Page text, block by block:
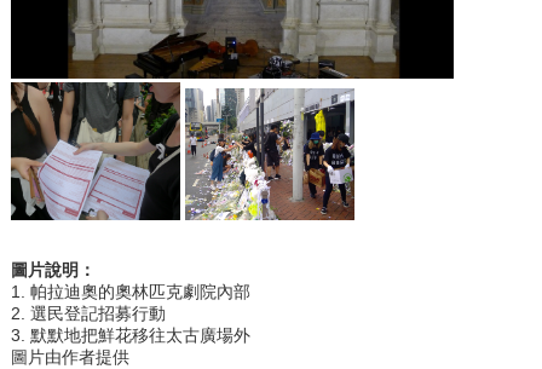
圖片說明：
1. 帕拉迪奧的奧林匹克劇院內部
2. 選民登記招募行動
3. 默默地把鮮花移往太古廣場外
圖片由作者提供